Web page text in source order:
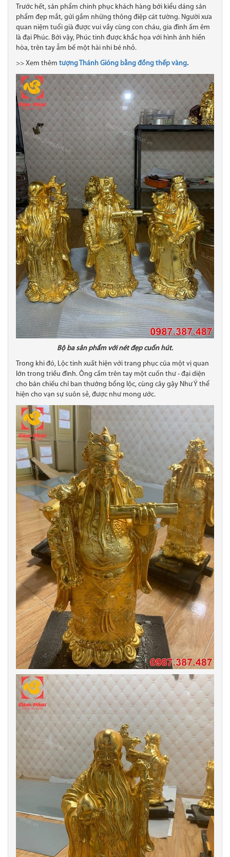
Trước hết, sản phẩm chinh phục khách hàng bởi kiểu dáng sản
phẩm đẹp mắt, gửi gắm những thông điệp cát tường. Người xưa
quan niệm tuổi già được vui vầy cùng con cháu, gia đình ấm êm
là đại Phúc. Bởi vậy, Phúc tinh được khắc họa với hình ảnh hiền
hòa, trên tay ẵm bế một hài nhi bé nhỏ.
>> Xem thêm tượng Thánh Gióng bằng đồng thếp vàng.
Bộ ba sản phẩm với nét đẹp cuốn hút.
Trong khi đó, Lộc tinh xuất hiện với trang phục của một vị quan
lớn trong triều đình. Ông cầm trên tay một cuốn thư - đại diện
cho bản chiếu chỉ ban thưởng bổng lộc, cùng cây gậy Như Ý thể
hiện cho vạn sự suôn sẻ, được như mong ước.